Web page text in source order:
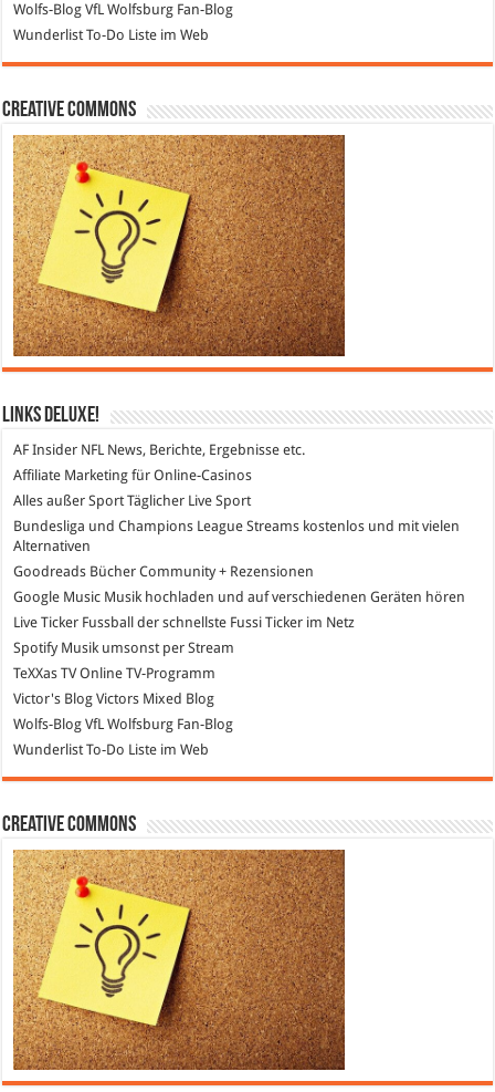
Wolfs-Blog VfL Wolfsburg Fan-Blog
WunderlistTo-Do Liste im Web
Creative Commons
Links DeLuXe!
AF Insider NFL News, Berichte, Ergebnisse etc.
Affiliate Marketing für Online-Casinos
Alles außer Sport Täglicher Live Sport
Bundesliga und Champions League Streams kostenlos und mit vielen
Alternativen
Goodreads Bücher Community + Rezensionen
Google Music Musik hochladen und auf verschiedenen Geräten hören
Live Ticker Fussball
der schnellste Fussi Ticker im Netz
SpotifyMusik umsonst per Stream
TeXXas TVOnline TV-Programm
Victor's Blog Victors Mixed Blog
Wolfs-Blog VfL Wolfsburg Fan-Blog
Wunderlist To-Do Liste im Web
Creative Commons